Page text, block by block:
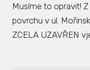
Musíme to opravit!
povrchu v ul.
ZCELA UZAVŘEN